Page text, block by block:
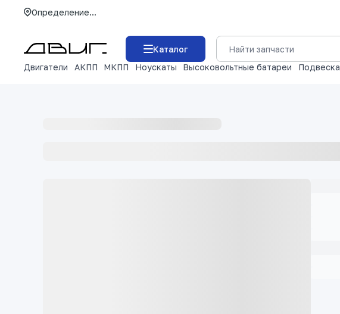
Определение...
Каталог
Двигатели
АКПП МКПП Ноускаты Высоковольтные батареи Подвеска